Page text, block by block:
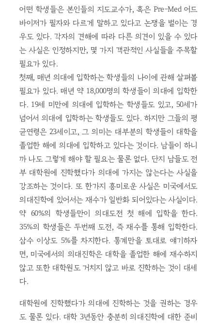
어떤 학생들은 본인들의 지도교수가, 혹은 Pre-Med 어드
바이저가 필자와 다르게 말하고 있다고 논쟁을 벌이는 경
우도 있다. 각자의 견해에 따라 다른 의견이 있을 수 있다
는 사실은 인정하지만, 몇 가지 객관적인 사실들을 주목할
필요가 있다.
첫째, 매년 의대에 입학하는 학생들의 나이에 관해 살펴볼
필요가 있다. 매년 약 18,000명의 학생들이 의대에 입학한
다. 19세 미만에 의대에 입학하는 학생들도 있고, 50세가
넘어서 의대에 입학하는 학생들도 있다. 하지만 그들의 평
균연령은 23세이고, 그 의미는 대부분의 학생들이 대학을
졸업한 해에 의대에 입학하고 있다는 것이다. 남들이 하니
까 나도 그렇게 해야 할 필요는 물론 없다. 단지 남들도 전
부 대학원에 진학했다가 의대에 가지는 않는다는 사실을
강조하는 것이다. 또 한가지 흥미로운 사실은 미국에서도
의대진학에 있어서는 재수가 일반화 되어있다는 사실이다.
약 60%의 학생들만이 의대도전 첫 해에 입학을 한다.
35%의 학생들은 두번째 도전, 즉 재수를 통해 입학한다.
삼수 이상도 5%를 차지한다. 통계만을 토대로 얘기하자
면, 미국에서의 의대진학은 대학을 졸업한 해에 재수하지
않고 또한 대학원도 거치지 않고 바로 진학하는 것이 대세
다.
대학원에 진학했다가 의대에 진학하는 것을 권하는 경우
도 물론 있다. 대학 3년동안 충분히 의대진학에 대한 준비